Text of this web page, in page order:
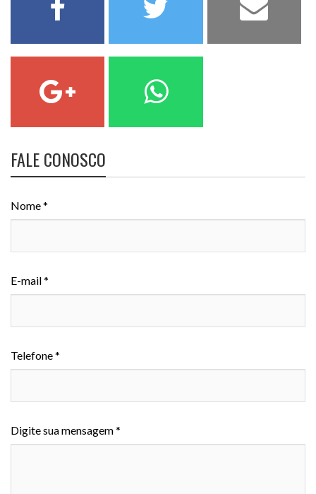
FALE CONOSCO
Nome *
E-mail *
Telefone *
Digite sua mensagem *